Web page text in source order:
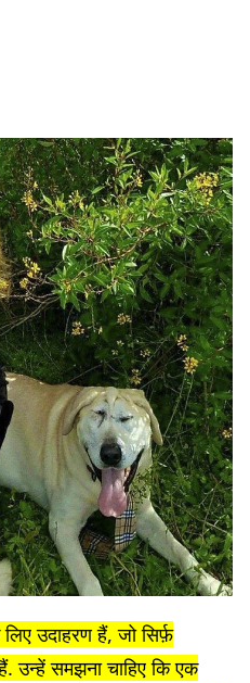
उदाहरण हैं, जो सिर्फ़
उन्हें समझना चाहिए कि एक